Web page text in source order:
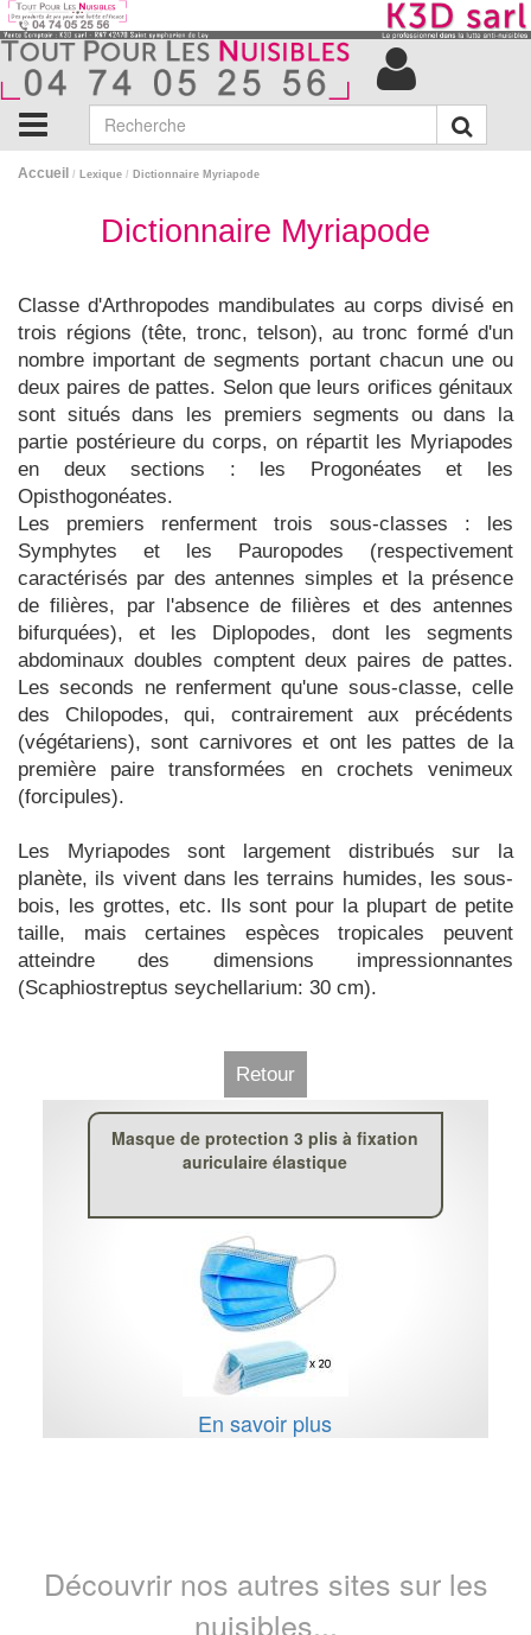
Accueil / Lexique / Dictionnaire Myriapode
Dictionnaire Myriapode
Classe d'Arthropodes mandibulates au corps divisé en
trois régions (tête, tronc, telson), au tronc formé d'un
nombre important de segments portant chacun une ou
deux paires de pattes. Selon que leurs orifices génitaux
sont situés dans les premiers segments ou dans la
partie postérieure du corps, on répartit les Myriapodes
en deux sections : les Progonéates et les
Opisthogonéates.
Les premiers renferment trois sous-classes : les
Symphytes et les Pauropodes (respectivement
caractérisés par des antennes simples et la présence
de filières, par l'absence de filières et des antennes
bifurquées), et les Diplopodes, dont les segments
abdominaux doubles comptent deux paires de pattes.
Les seconds ne renferment qu'une sous-classe, celle
des Chilopodes, qui, contrairement aux précédents
(végétariens), sont carnivores et ont les pattes de la
première paire transformées en crochets venimeux
(forcipules).
Les Myriapodes sont largement distribués sur la
planète, ils vivent dans les terrains humides, les sous-
bois, les grottes, etc. Ils sont pour la plupart de petite
taille, mais certaines espèces tropicales peuvent
atteindre des dimensions impressionnantes
(Scaphiostreptus seychellarium: 30 cm).
Retour
Masque de protection 3 plis à fixation
auriculaire élastique
En savoir plus
Découvrir nos autres sites sur les
nuisibles...